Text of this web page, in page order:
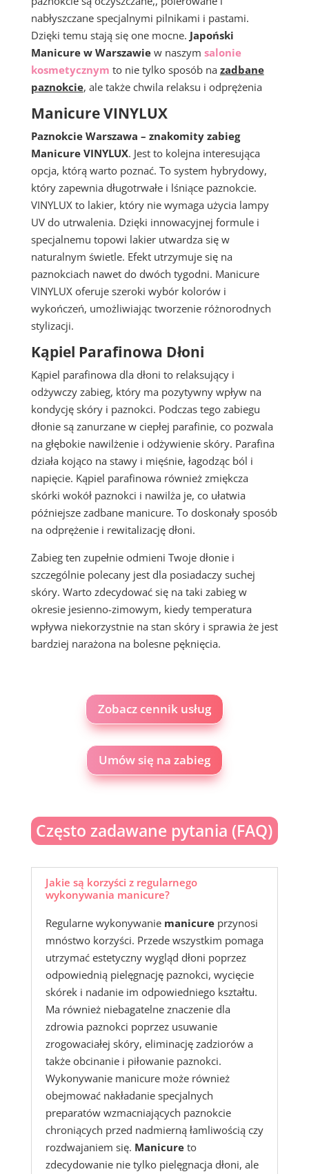
nabłyszczane specjalnymi pilnikami i pastami.
Dzięki temu stają się one mocne. Japoński
Manicure w Warszawie w naszym salonie
kosmetycznym to nie tylko sposób na zadbane
paznokcie, ale także chwila relaksu i odprężenia
Manicure VINYLUX
Paznokcie Warszawa – znakomity zabieg
Manicure VINYLUX. Jest to kolejna interesująca
opcja, którą warto poznać. To system hybrydowy,
który zapewnia długotrwałe i lśniące paznokcie.
VINYLUX to lakier, który nie wymaga użycia lampy
UV do utrwalenia. Dzięki innowacyjnej formule i
specjalnemu topowi lakier utwardza się w
naturalnym świetle. Efekt utrzymuje się na
paznokciach nawet do dwóch tygodni. Manicure
VINYLUX oferuje szeroki wybór kolorów i
wykończeń, umożliwiając tworzenie różnorodnych
stylizacji.
Kąpiel Parafinowa Dłoni
Kąpiel parafinowa dla dłoni to relaksujący i
odżywczy zabieg, który ma pozytywny wpływ na
kondycję skóry i paznokci. Podczas tego zabiegu
dłonie są zanurzane w ciepłej parafinie, co pozwala
na głębokie nawilżenie i odżywienie skóry. Parafina
działa kojąco na stawy i mięśnie, łagodząc ból i
napięcie. Kąpiel parafinowa również zmiękcza
skórki wokół paznokci i nawilża je, co ułatwia
późniejsze zadbane manicure. To doskonały sposób
na odprężenie i rewitalizację dłoni.
Zabieg ten zupełnie odmieni Twoje dłonie i
szczególnie polecany jest dla posiadaczy suchej
skóry. Warto zdecydować się na taki zabieg w
okresie jesienno-zimowym, kiedy temperatura
wpływa niekorzystnie na stan skóry i sprawia że jest
bardziej narażona na bolesne pęknięcia.
Zobacz cennik usług
Umów się na zabieg
Często zadawane pytania (FAQ)
Jakie są korzyści z regularnego
wykonywania manicure?
Regularne wykonywanie manicureprzynosi
mnóstwo korzyści. Przede wszystkim pomaga
utrzymać estetyczny wygląd dłoni poprzez
odpowiednią pielęgnację paznokci, wycięcie
skórek i nadanie im odpowiedniego kształtu.
Ma również niebagatelne znaczenie dla
zdrowia paznokci poprzez usuwanie
zrogowaciałej skóry, eliminację zadziorów a
także obcinanie i piłowanie paznokci.
Wykonywanie manicure może również
obejmować nakładanie specjalnych
preparatów wzmacniających paznokcie
chroniących przed nadmierną łamliwością czy
rozdwajaniem się. Manicure to
zdecydowanie nie tylko pielęgnacja dłoni, ale